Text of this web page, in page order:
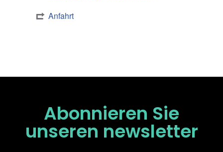
Anfahrt
Abonnieren Sie
unseren newsletter